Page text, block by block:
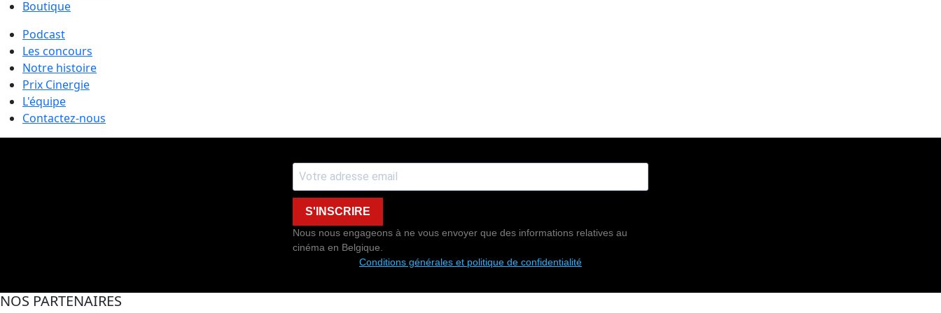
Boutique
Podcast
Les concours
Notre histoire
Prix Cinergie
L'équipe
Contactez-nous
S'INSCRIRE
Nous nous engageons à ne vous envoyer que des informations relatives au
cinéma en Belgique.
Conditions générales et politique de confidentialité
NOS PARTENAIRES